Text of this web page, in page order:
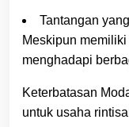
Tantangan
Meskipun
menghadapi
Keterbatasan
untuk usaha